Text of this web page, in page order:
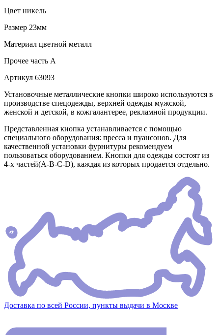
Цвет никель
Размер 23мм
Материал цветной металл
Прочее часть A
Артикул 63093
Установочные металлические кнопки широко используются в
производстве спецодежды, верхней одежды мужской,
женской и детской, в кожгалантерее, рекламной продукции.
Представленная кнопка устанавливается с помощью
специального оборудования: пресса и пуансонов. Для
качественной установки фурнитуры рекомендуем
пользоваться оборудованием. Кнопки для одежды состоят из
4-х частей(А-В-С-D), каждая из которых продается отдельно.
Доставка по всей России, пункты выдачи в Москве